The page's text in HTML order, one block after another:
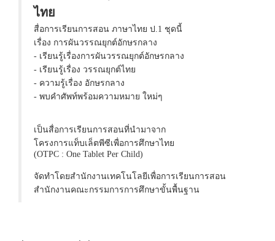
ไทย
สื่อการเรียนการสอน ภาษาไทย ป.1 ชุดนี้
เรื่อง การผันวรรณยุกต์อักษรกลาง
- เรียนรู้เรื่องการผันวรรณยุกต์อักษรกลาง
- เรียนรู้เรื่อง วรรณยุกต์ไทย
- ความรู้เรื่อง อักษรกลาง
- พบคำศัพท์พร้อมความหมาย ใหม่ๆ
เป็นสื่อการเรียนการสอนที่นำมาจาก
โครงการแท็บเล็ตพีซีเพื่อการศึกษาไทย
(OTPC : One Tablet Per Child)
จัดทำโดยสำนักงานเทคโนโลยีเพื่อการเรียนการสอน
สำนักงานคณะกรรมการการศึกษาขั้นพื้นฐาน